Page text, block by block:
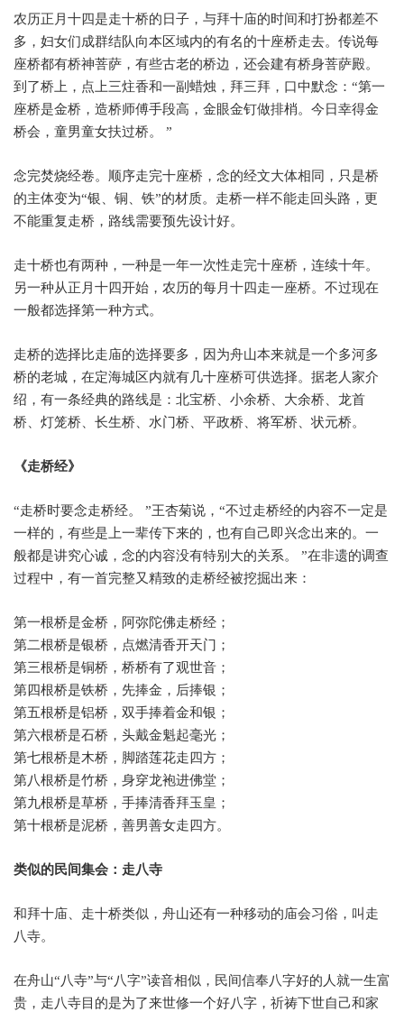
农历正月十四是走十桥的日子，与拜十庙的时间和打扮都差不
多，妇女们成群结队向本区域内的有名的十座桥走去。传说每
座桥都有桥神菩萨，有些古老的桥边，还会建有桥身菩萨殿。
到了桥上，点上三炷香和一副蜡烛，拜三拜，口中默念： “第一
座桥是金桥，造桥师傅手段高，金眼金钉做排梢。今日幸得金
桥会，童男童女扶过桥。
”
念完焚烧经卷。顺序走完十座桥，念的经文大体相同，只是桥
的主体变为“银、铜、铁”的材质。走桥一样不能走回头路，更
不能重复走桥，路线需要预先设计好。
走十桥也有两种，一种是一年一次性走完十座桥，连续十年。
另一种从正月十四开始，农历的每月十四走一座桥。不过现在
一般都选择第一种方式。
走桥的选择比走庙的选择要多，因为舟山本来就是一个多河多
桥的老城，在定海城区内就有几十座桥可供选择。据老人家介
绍，有一条经典的路线是：北宝桥、小余桥、大余桥、龙首
桥、灯笼桥、长生桥、水门桥、平政桥、将军桥、状元桥。
《走桥经》
“走桥时要念走桥经。 ”王杏菊说， “不过走桥经的内容不一定是
一样的，有些是上一辈传下来的，也有自己即兴念出来的。一
般都是讲究心诚，念的内容没有特别大的关系。
”在非遗的调查
过程中，有一首完整又精致的走桥经被挖掘出来：
第一根桥是金桥，阿弥陀佛走桥经；
第二根桥是银桥，点燃清香开天门；
第三根桥是铜桥，桥桥有了观世音；
第四根桥是铁桥，先捧金，后捧银；
第五根桥是铝桥，双手捧着金和银；
第六根桥是石桥，头戴金魁起毫光；
第七根桥是木桥，脚踏莲花走四方；
第八根桥是竹桥，身穿龙袍进佛堂；
第九根桥是草桥，手捧清香拜玉皇；
第十根桥是泥桥，善男善女走四方。
类似的民间集会：走八寺
和拜十庙、走十桥类似，舟山还有一种移动的庙会习俗，叫走
八寺。
在舟山“八寺”与“八字”读音相似，民间信奉八字好的人就一生富
贵，走八寺目的是为了来世修一个好八字，祈祷下世自己和家